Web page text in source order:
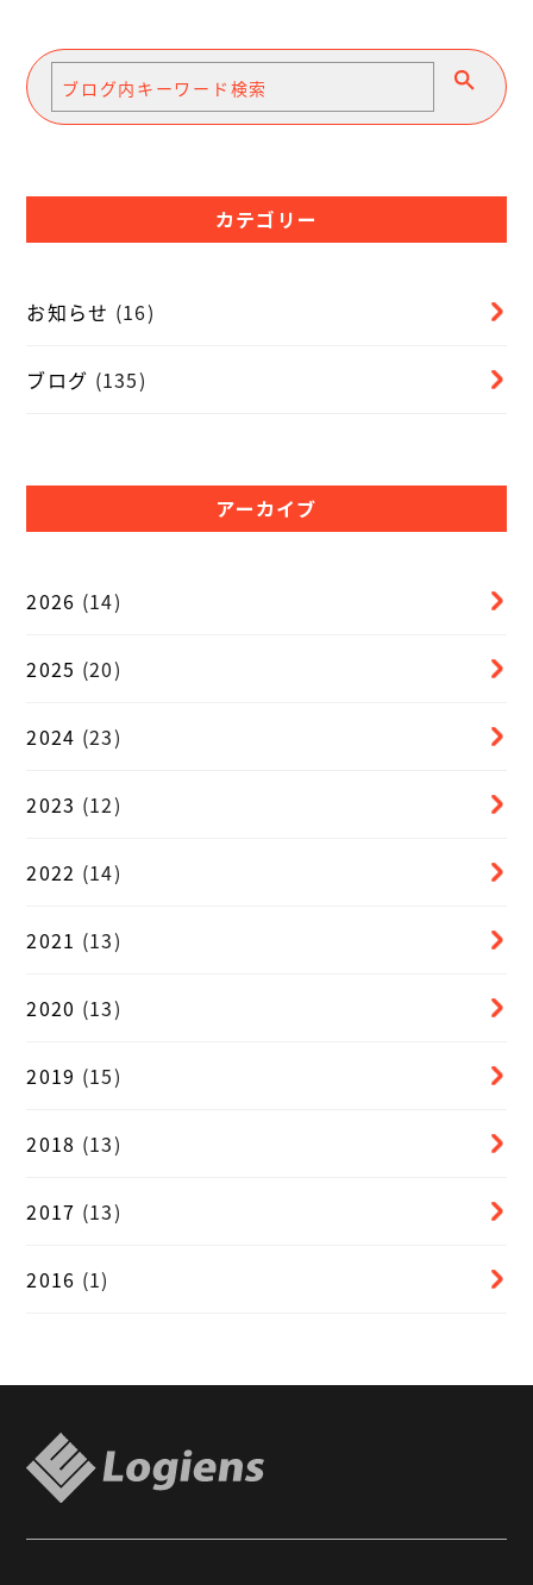
カテゴリー
お知らせ (16)
ブログ (135)
アーカイブ
2026 (14)
2025 (20)
2024 (23)
2023 (12)
2022 (14)
2021 (13)
2020 (13)
2019 (15)
2018 (13)
2017 (13)
2016 (1)